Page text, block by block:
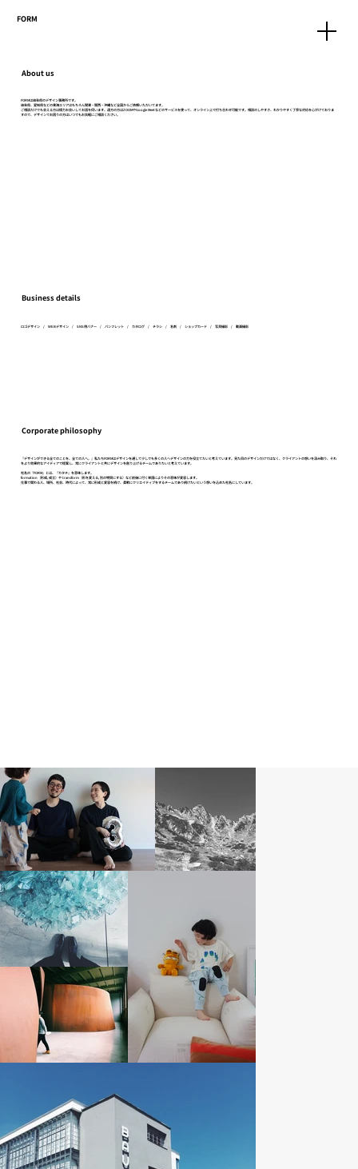
FORM
『デザインができる全てのことを、全ての人へ。』私たちFORMはデザインを通して少しでも多くの人へデザインの力を役立てたいと考えています。見た目のデザインだけではなく、クライアントの想いを汲み取り、それ
をより効果的なアイディアで提案し、常にクライアントと共にデザインを創り上げるチームでありたいと考えています。
社名の『FORM』とは、『カタチ』を意味します。
formation（形成, 成立）や transform（形を変える, 別の物質にする）など前後に付く単語によりその意味が変容します。
仕事で関わる人、場所、社会、時代によって、常に形成と変容を続け、柔軟にクリエイティブをするチームであり続けたいという想いを込めた社名にしています。
Corporate philosophy
ロゴデザイン / WEBデザイン / SNS用バナー / パンフレット / カタログ / チラシ / 名刺 / ショップカード / 写真撮影 / 動画撮影
Business details
FORMは岐阜県のデザイン事務所です。
岐阜県、愛知県などの東海エリアはもちろん関東・関西・沖縄など全国からご依頼いただいてます。
ご相談だけでも会える方は極力お会いしてお話を伺います。遠方の方はZOOMやGoogle Meetなどのサービスを使って、オンライン上で打ち合わせ可能です。相談のしやすさ、わかりやすく丁寧な対応を心がけておりま
すので、デザインでお困りの方はいつでもお気軽にご相談ください。
About us